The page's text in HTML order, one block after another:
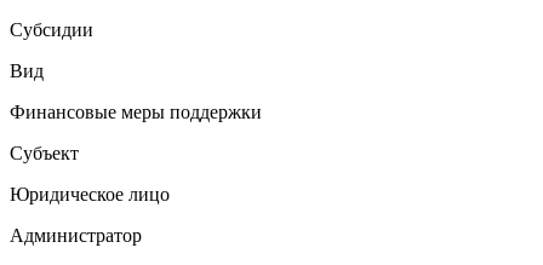
Субсидии
Вид
Финансовые меры поддержки
Субъект
Юридическое лицо
Администратор